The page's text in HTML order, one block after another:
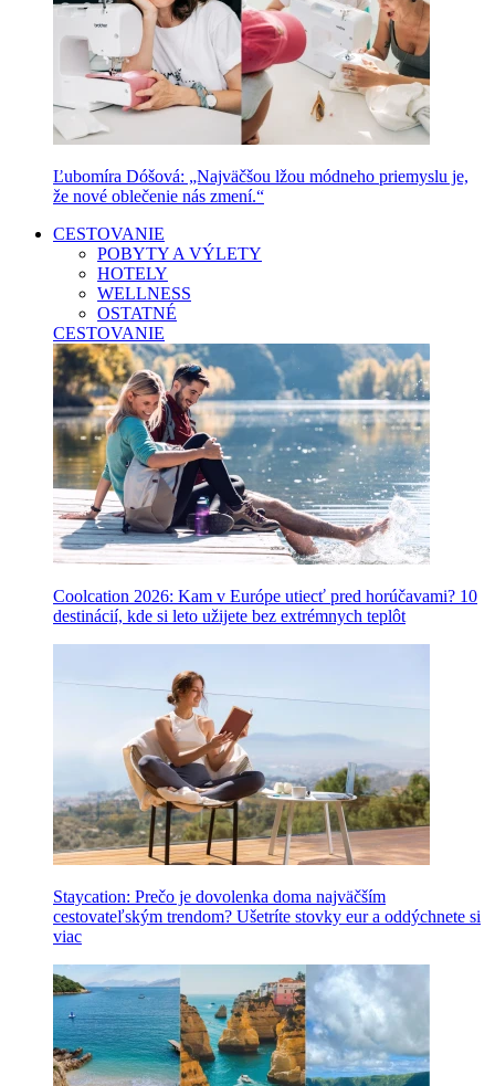
Ľubomíra Dóšová: „Najväčšou lžou módneho priemyslu je,
že nové oblečenie nás zmení.“
CESTOVANIE
POBYTY A VÝLETY
HOTELY
WELLNESS
OSTATNÉ
CESTOVANIE
Coolcation 2026: Kam v Európe utiecť pred horúčavami? 10
destinácií, kde si leto užijete bez extrémnych teplôt
Staycation: Prečo je dovolenka doma najväčším
cestovateľským trendom? Ušetríte stovky eur a oddýchnete si
viac